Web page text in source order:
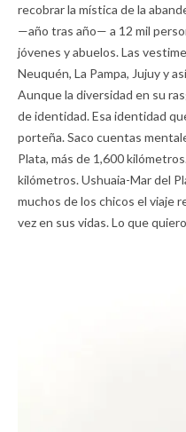
recobrar la mística de la
—año tras año— a 12 mil
jóvenes y abuelos. Las
Neuquén, La Pampa, Jujuy y
Aunque la diversidad en su
de identidad. Esa identidad
porteña. Saco cuentas
Plata, más de 1,600
kilómetros. Ushuaia-Mar del
muchos de los chicos el viaje
vez en sus vidas. Lo que